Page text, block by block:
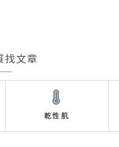
找文章
乾性肌